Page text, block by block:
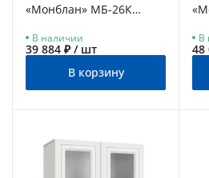
«Монблан» МБ-26К
В наличии
39 884 ₽ / шт
В корзину
В
48